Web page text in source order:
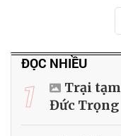
ĐỌC NHIỀU
1
Trại
Đức Trọng